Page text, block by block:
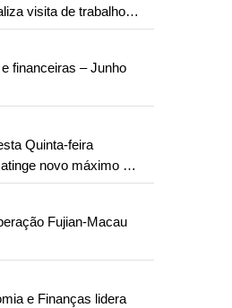
visita de trabalho
financeiras – Junho
Quinta-feira
novo máximo em
Fujian-Macau
e Finanças lidera